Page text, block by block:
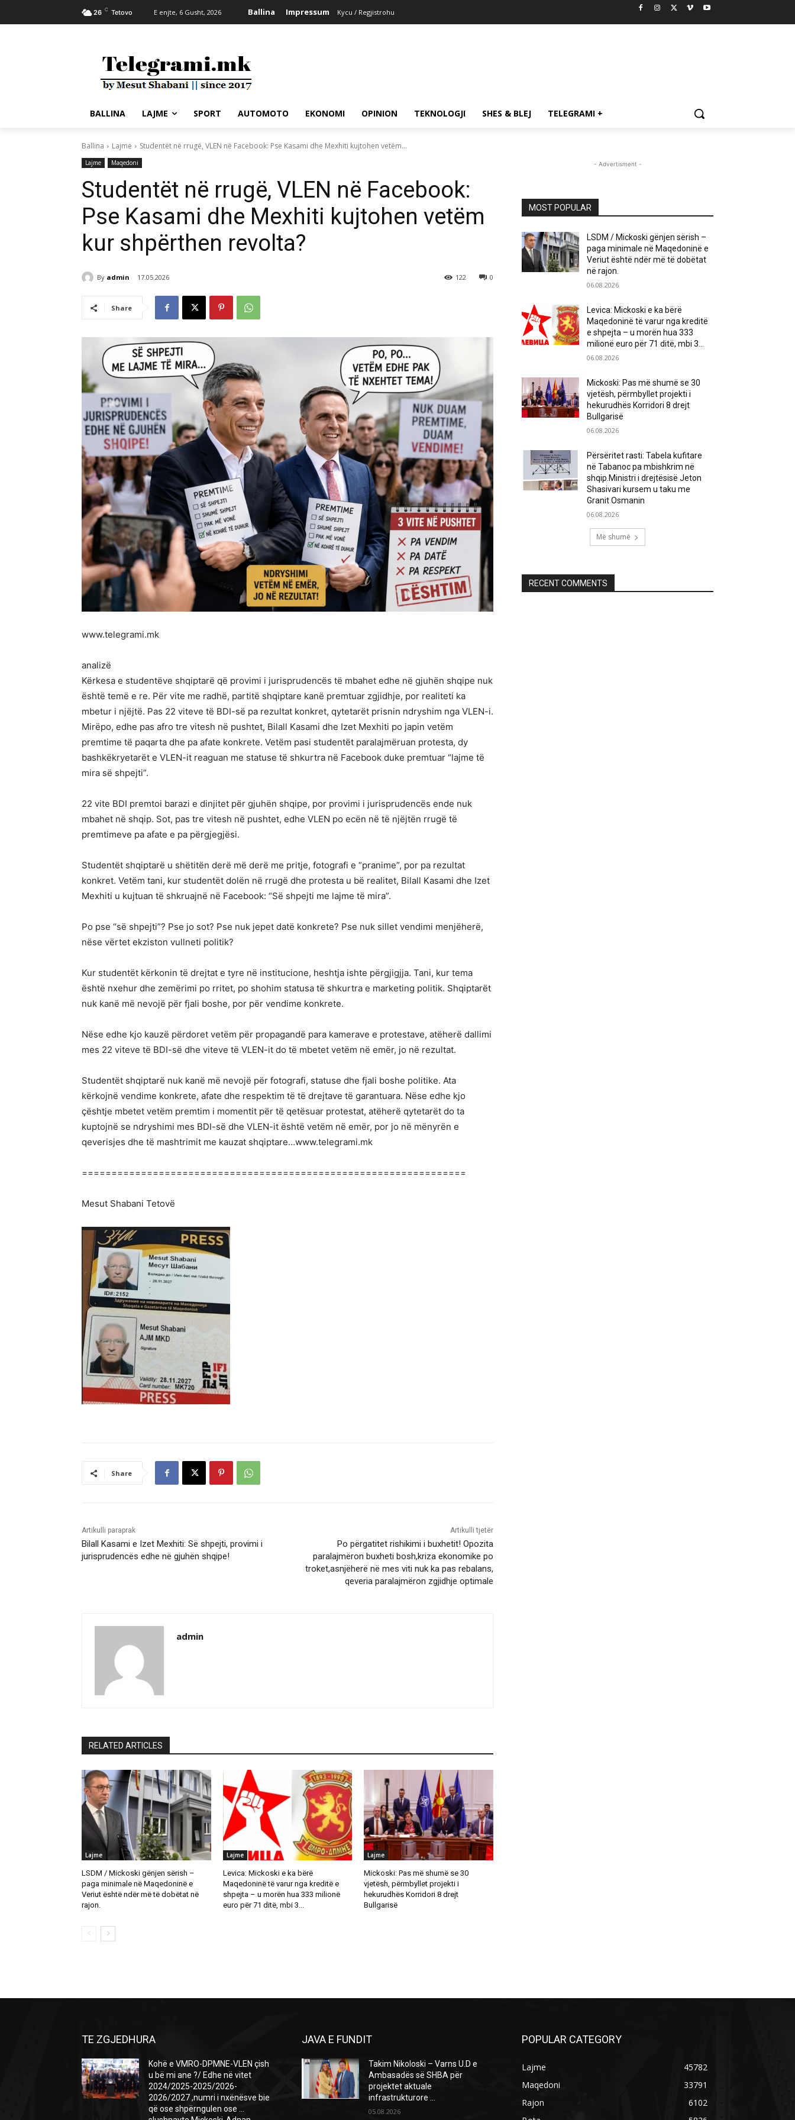
26 C Tetovo E enjte, 6 Gusht, 2026 Ballina Impressum Kycu / Regjistrohu
BALLINA LAJME SPORT AUTOMOTO EKONOMI OPINION TEKNOLOGJI SHES & BLEJ TELEGRAMI +
Ballina Lajme Studentët në rrugë, VLEN në Facebook: Pse Kasami dhe Mexhiti kujtohen vetëm...
Lajme Maqedoni
Studentët në rrugë, VLEN në Facebook:
Pse Kasami dhe Mexhiti kujtohen vetëm
kur shpërthen revolta?
By admin 17.05.2026 0
122
Share
www.telegrami.mk
analizë
Kërkesa e studentëve shqiptarë që provimi i jurisprudencës të mbahet edhe në gjuhën shqipe nuk
është temë e re. Për vite me radhë, partitë shqiptare kanë premtuar zgjidhje, por realiteti ka
mbetur i njëjtë. Pas 22 viteve të BDI-së pa rezultat konkret, qytetarët prisnin ndryshim nga VLEN-i.
Mirëpo, edhe pas afro tre vitesh në pushtet, Bilall Kasami dhe Izet Mexhiti po japin vetëm
premtime të paqarta dhe pa afate konkrete. Vetëm pasi studentët paralajmëruan protesta, dy
bashkëkryetarët e VLEN-it reaguan me statuse të shkurtra në Facebook duke premtuar “lajme të
mira së shpejti”.
22 vite BDI premtoi barazi e dinjitet për gjuhën shqipe, por provimi i jurisprudencës ende nuk
mbahet në shqip. Sot, pas tre vitesh në pushtet, edhe VLEN po ecën në të njëjtën rrugë të
premtimeve pa afate e pa përgjegjësi.
Studentët shqiptarë u shëtitën derë më derë me pritje, fotografi e “pranime”, por pa rezultat
konkret. Vetëm tani, kur studentët dolën në rrugë dhe protesta u bë realitet, Bilall Kasami dhe Izet
Mexhiti u kujtuan të shkruajnë në Facebook: “Së shpejti me lajme të mira”.
Po pse “së shpejti”? Pse jo sot? Pse nuk jepet datë konkrete? Pse nuk sillet vendimi menjëherë,
nëse vërtet ekziston vullneti politik?
Kur studentët kërkonin të drejtat e tyre në institucione, heshtja ishte përgjigjja. Tani, kur tema
është nxehur dhe zemërimi po rritet, po shohim statusa të shkurtra e marketing politik. Shqiptarët
nuk kanë më nevojë për fjali boshe, por për vendime konkrete.
Nëse edhe kjo kauzë përdoret vetëm për propagandë para kamerave e protestave, atëherë dallimi
mes 22 viteve të BDI-së dhe viteve të VLEN-it do të mbetet vetëm në emër, jo në rezultat.
Studentët shqiptarë nuk kanë më nevojë për fotografi, statuse dhe fjali boshe politike. Ata
kërkojnë vendime konkrete, afate dhe respektim të të drejtave të garantuara. Nëse edhe kjo
çështje mbetet vetëm premtim i momentit për të qetësuar protestat, atëherë qytetarët do ta
kuptojnë se ndryshimi mes BDI-së dhe VLEN-it është vetëm në emër, por jo në mënyrën e
qeverisjes dhe të mashtrimit me kauzat shqiptare…www.telegrami.mk
=================================================================
Mesut Shabani Tetovë
Share
Artikulli paraprak
Bilall Kasami e Izet Mexhiti: Së shpejti, provimi i
jurisprudencës edhe në gjuhën shqipe!
Artikulli tjetër
Po përgatitet rishikimi i buxhetit! Opozita
paralajmëron buxheti bosh,kriza ekonomike po
troket,asnjëherë në mes viti nuk ka pas rebalans,
qeveria paralajmëron zgjidhje optimale
admin
RELATED ARTICLES
Lajme
LSDM / Mickoski gënjen sërish –
paga minimale në Maqedoninë e
Veriut është ndër më të dobëtat në
rajon.
Lajme
Levica: Mickoski e ka bërë
Maqedoninë të varur nga kreditë e
shpejta – u morën hua 333 milionë
euro për 71 ditë, mbi 3...
Lajme
Mickoski: Pas më shumë se 30
vjetësh, përmbyllet projekti i
hekurudhës Korridori 8 drejt
Bullgarisë
- Advertisment -
MOST POPULAR
LSDM / Mickoski gënjen sërish –
paga minimale në Maqedoninë e
Veriut është ndër më të dobëtat
në rajon.
06.08.2026
Levica: Mickoski e ka bërë
Maqedoninë të varur nga kreditë
e shpejta – u morën hua 333
milionë euro për 71 ditë, mbi 3...
06.08.2026
Mickoski: Pas më shumë se 30
vjetësh, përmbyllet projekti i
hekurudhës Korridori 8 drejt
Bullgarisë
06.08.2026
Përsëritet rasti: Tabela kufitare
në Tabanoc pa mbishkrim në
shqip.Ministri i drejtësisë Jeton
Shasivari kursem u taku me
Granit Osmanin
06.08.2026
Më shumë
RECENT COMMENTS
TE ZGJEDHURA
Kohë e VMRO-DPMNE-VLEN çish
u bë mi ane ?/ Edhe në vitet
2024/2025-2025/2026-
2026/2027 ,numri i nxënësve bie
që ose shpërngulen ose …
JAVA E FUNDIT
Takim Nikoloski – Varns U.D e
Ambasadës së SHBA për
projektet aktuale
infrastrukturore …
05.08.2026
POPULAR CATEGORY
Lajme
45782
Maqedoni
33791
Rajon
6102